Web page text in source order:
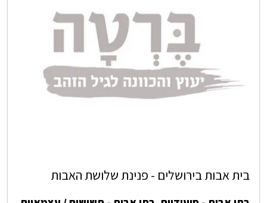
בית אבות בירושלים - פנינת שלושת האבות